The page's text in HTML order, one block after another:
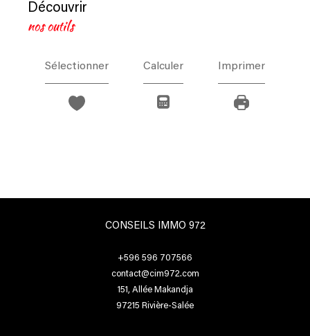
découvrir
nos outils
Sélectionner Calculer Imprimer
CONSEILS IMMO 972
+596 596 707566
contact@cim972.com
151, Allée Makandja
97215
Rivière-Salée